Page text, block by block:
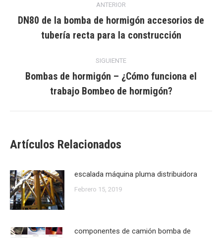
entre
publicaciones
ANTERIOR
Publicación
anterior:
DN80 de la bomba de hormigón accesorios de
tubería recta para la construcción
SIGUIENTE
Publicación
siguiente:
Bombas de hormigón – ¿Cómo funciona el
trabajo Bombeo de hormigón?
Artículos Relacionados
escalada máquina pluma distribuidora
Febrero 15, 2019
componentes de camión bomba de